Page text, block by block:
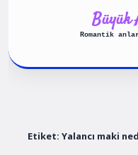
Büyük
Romantik
Etiket: Yalancı maki